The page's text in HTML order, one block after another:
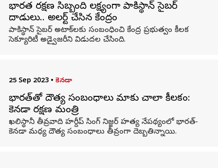
భారత రక్షణ సిబ్బంది లక్ష్యంగా పాకిస్థాన్ సైబర్
దాడులు.. అలర్ట్ చేసిన కేంద్రం
పాకిస్థాన్ సైబర్ అటాక్‌లకు సంబంధించి కేంద్ర ప్రభుత్వం కీలక
సెక్యూరిటీ అడ్వైజరీని విడుదల చేసింది.
25 Sep 2023 • కెనడా
భారత్‌తో దౌత్య సంబంధాలు మాకు చాలా కీలకం:
కెనడా రక్షణ మంత్రి
ఖలిస్థానీ తీవ్రవాది హర్దీప్ సింగ్ నిజ్జర్ హత్య నేపథ్యంలో భారత్-
కెనడా మధ్య దౌత్య సంబంధాలు తీవ్రంగా దెబ్బతిన్నాయి.